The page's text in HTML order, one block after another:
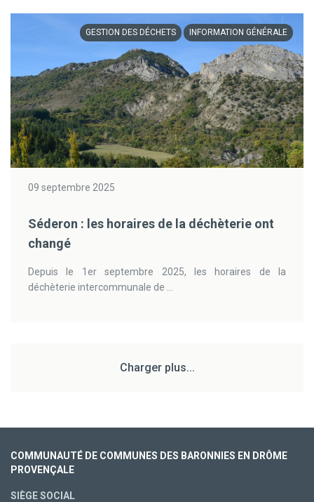
GESTION DES DÉCHETS INFORMATION GÉNÉRALE
09 septembre 2025
Séderon : les horaires de la déchèterie ont
changé
Depuis le 1er septembre 2025, les horaires de la
déchèterie intercommunale de ...
Charger plus...
COMMUNAUTÉ DE COMMUNES DES BARONNIES EN DRÔME
PROVENÇALE
SIÈGE SOCIAL